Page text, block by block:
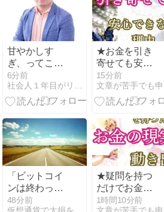
甘やかしす
ぎ、ってこと
はない。いく
らでも甘えさ
せていい
6分前
社会人１年目がリソースフルで現場が変わっちゃう！？
★お金を引き
寄せても安心
できない理由
15分前
「ビットコイ
ンは終わっ
た」：元Meta
48分前
★疑問を持つ
だけでお金の
現実が動き出
1時間10分前